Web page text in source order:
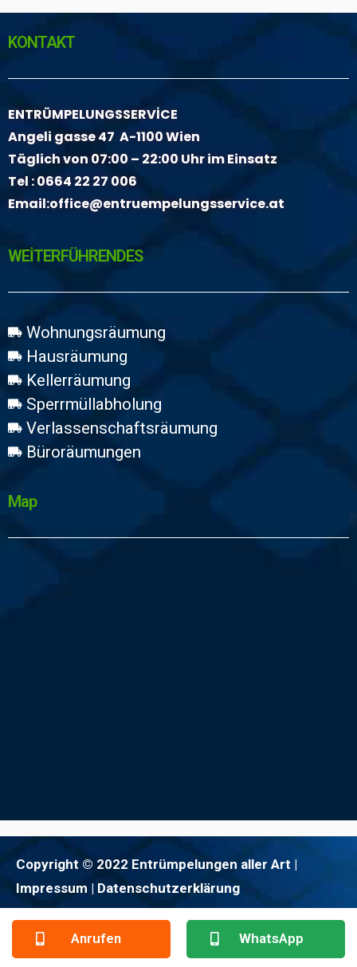
KONTAKT
ENTRÜMPELUNGSSERVİCE
Angeli gasse 47 A-1100 Wien
Täglich von 07:00 – 22:00 Uhr im Einsatz
Tel :0664 22 27 006
Email:office@entruempelungsservice.at
WEİTERFÜHRENDES
Wohnungsräumung
Hausräumung
Kellerräumung
Sperrmüllabholung
Verlassenschaftsräumung
Büroräumungen
Map
Copyright © 2022 Entrümpelungen aller Art |
Impressum | Datenschutzerklärung
Anrufen WhatsApp